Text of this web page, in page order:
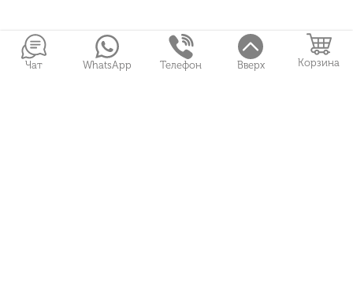
Чат WhatsApp Телефон Вверх Корзина